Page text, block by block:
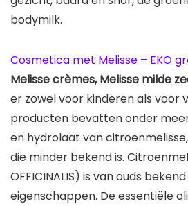
bodymilk.
Cosmetica met Melisse – EKO
Melisse crèmes, Melisse milde
er zowel voor kinderen als voor
producten bevatten onder
en hydrolaat van
die minder bekend is.
OFFICINALIS) is van ouds
eigenschappen. De essentiële